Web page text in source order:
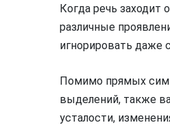
Когда речь
различные
игнорировать даже
Помимо прямых
выделений, также
усталости,